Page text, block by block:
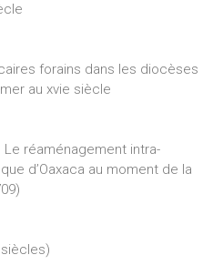
forains dans les diocèses
au xvie siècle
Le réaménagement intra-
d’Oaxaca au moment de la